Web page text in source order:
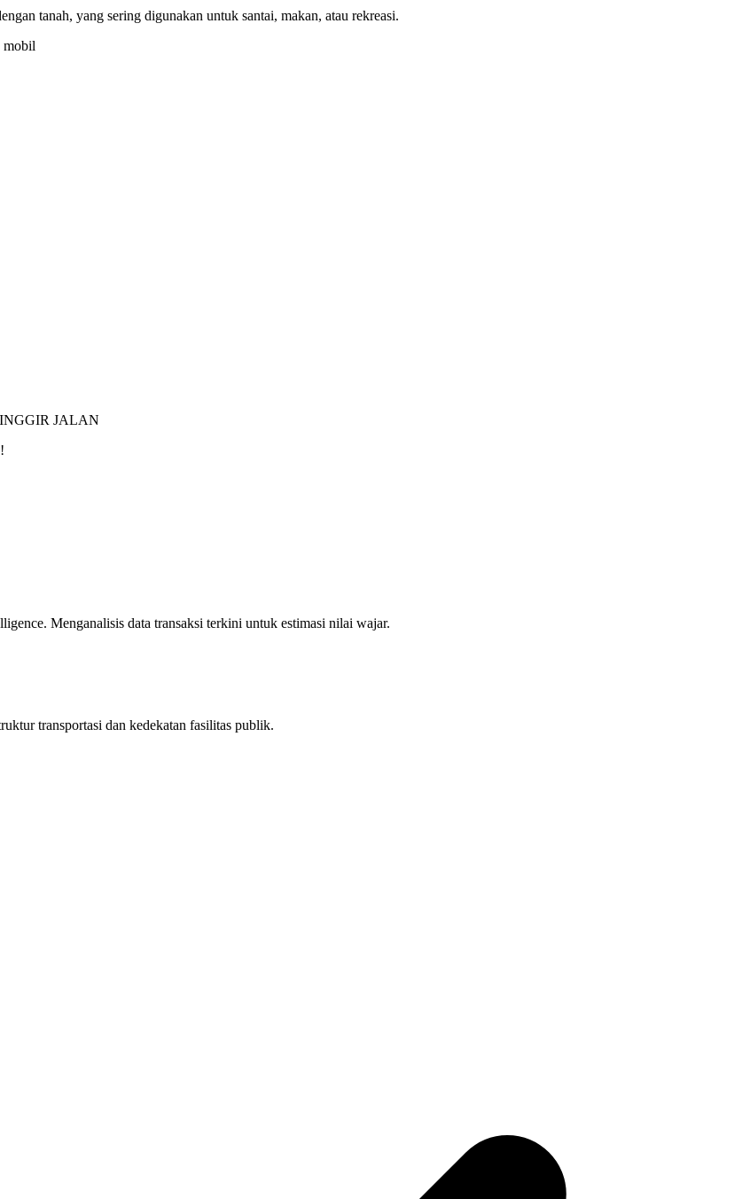
tanah, yang sering digunakan untuk santai, makan, atau rekreasi.
mobil
JALAN
Menganalisis data transaksi terkini untuk estimasi nilai wajar.
transportasi dan kedekatan fasilitas publik.